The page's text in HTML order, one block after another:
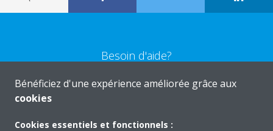
Besoin d'aide?
CONTACTEZ-NOUS
Bénéficiez d'une expérience améliorée grâce aux
cookies
Cookies essentiels et fonctionnels :